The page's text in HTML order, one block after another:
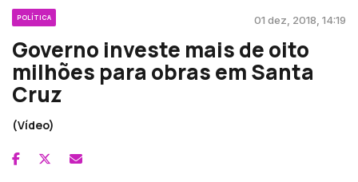
POLÍTICA 01 dez, 2018, 14:19
Governo investe mais de oito
milhões para obras em Santa
Cruz
(Vídeo)